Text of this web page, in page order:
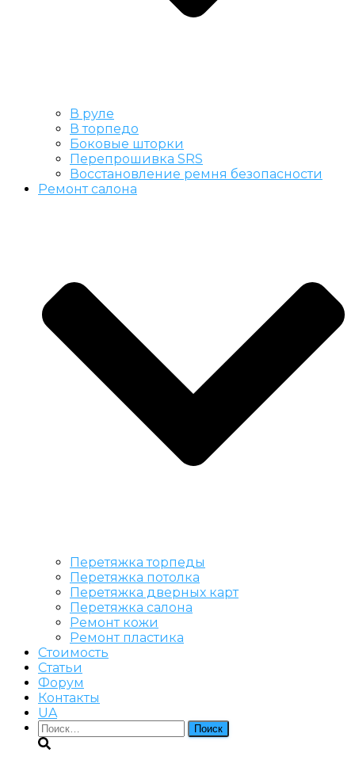
В руле
В торпедо
Боковые шторки
Перепрошивка SRS
Восстановление ремня безопасности
Ремонт салона
Перетяжка торпеды
Перетяжка потолка
Перетяжка дверных карт
Перетяжка салона
Ремонт кожи
Ремонт пластика
Стоимость
Статьи
Форум
Контакты
UA
Найти: